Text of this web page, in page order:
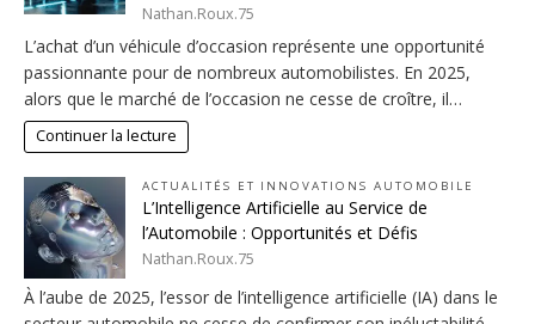
Nathan.Roux.75
L’achat d’un véhicule d’occasion représente une opportunité
passionnante pour de nombreux automobilistes. En 2025,
alors que le marché de l’occasion ne cesse de croître, il…
Continuer la lecture
ACTUALITÉS ET INNOVATIONS AUTOMOBILE
L’Intelligence Artificielle au Service de
l’Automobile : Opportunités et Défis
Nathan.Roux.75
À l’aube de 2025, l’essor de l’intelligence artificielle (IA) dans le